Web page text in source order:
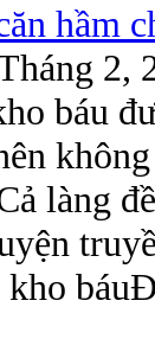
hầm
2,
báu
làng